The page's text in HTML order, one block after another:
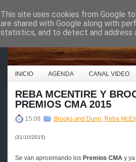
Country Music
INICIO AGENDA CANAL VIDEO
REBA MCENTIRE Y
PREMIOS CMA 2015
15:08 Brooks and Dunn, Reba
(31/10/2015)
Se van aproximando los Premios CMA y
This site uses cookies from Google
are shared with Google along with
statistics, and to detect and address